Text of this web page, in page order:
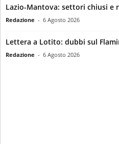
Lazio-Mantova: settori chiusi e
Redazione - 6 Agosto 2026
Lettera a Lotito: dubbi sul
Redazione - 6 Agosto 2026